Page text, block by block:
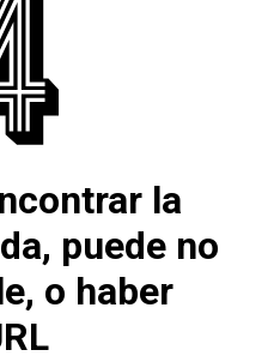
la
puede no
o haber